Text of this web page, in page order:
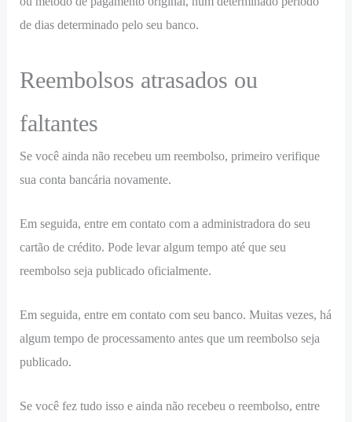
de dias determinado pelo seu banco.
Reembolsos atrasados ou
faltantes
Se você ainda não recebeu um reembolso, primeiro verifique
sua conta bancária novamente.
Em seguida, entre em contato com a administradora do seu
cartão de crédito. Pode levar algum tempo até que seu
reembolso seja publicado oficialmente.
Em seguida, entre em contato com seu banco. Muitas vezes, há
algum tempo de processamento antes que um reembolso seja
publicado.
Se você fez tudo isso e ainda não recebeu o reembolso, entre